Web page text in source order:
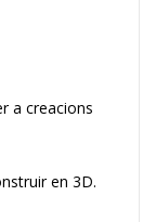
a creacions
en 3D.